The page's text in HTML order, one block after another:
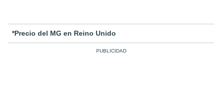
*Precio del MG en Reino Unido